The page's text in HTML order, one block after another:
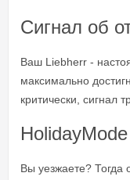
Сигнал об
Ваш Liebherr -
максимально
критически, сигнал
HolidayMode
Вы уезжаете? Тогда